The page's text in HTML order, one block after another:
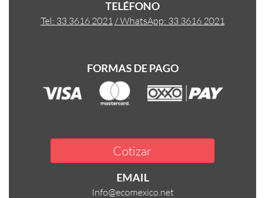
TELÉFONO
Tel: 33 3616 2021 / WhatsApp: 33 3616 2021
FORMAS DE PAGO
Cotizar
EMAIL
Info@ecomexico.net